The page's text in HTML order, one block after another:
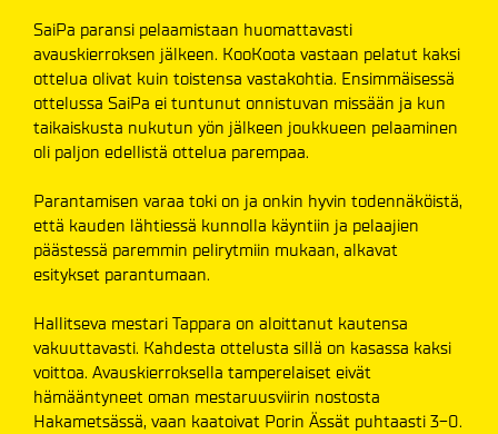
SaiPa paransi pelaamistaan huomattavasti
avauskierroksen jälkeen. KooKoota vastaan pelatut kaksi
ottelua olivat kuin toistensa vastakohtia. Ensimmäisessä
ottelussa SaiPa ei tuntunut onnistuvan missään ja kun
taikaiskusta nukutun yön jälkeen joukkueen pelaaminen
oli paljon edellistä ottelua parempaa.
Parantamisen varaa toki on ja onkin hyvin todennäköistä,
että kauden lähtiessä kunnolla käyntiin ja pelaajien
päästessä paremmin pelirytmiin mukaan, alkavat
esitykset parantumaan.
Hallitseva mestari Tappara on aloittanut kautensa
vakuuttavasti. Kahdesta ottelusta sillä on kasassa kaksi
voittoa. Avauskierroksella tamperelaiset eivät
hämääntyneet oman mestaruusviirin nostosta
Hakametsässä, vaan kaatoivat Porin Ässät puhtaasti 3-0.